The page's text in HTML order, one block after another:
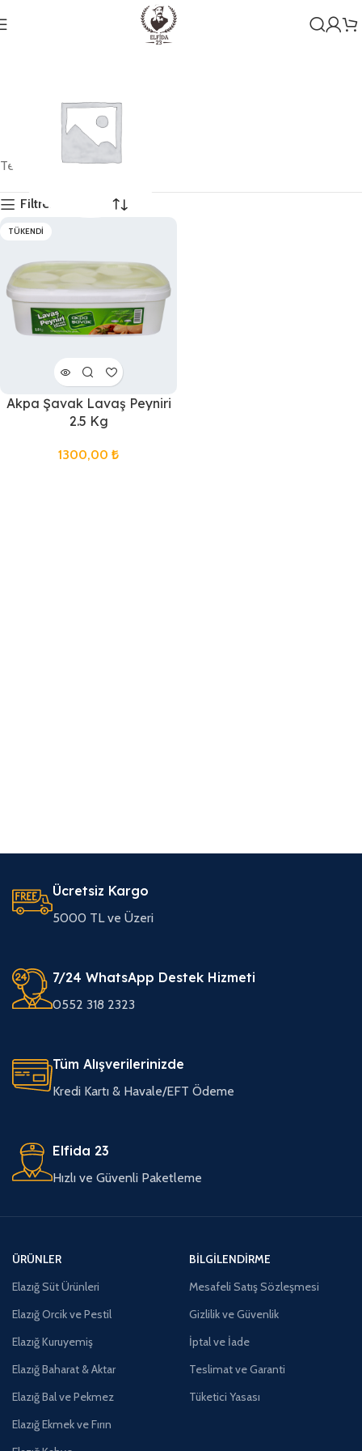
Genel
1 ürün
Tek bir sonuç gösteriliyor
Filtreleri Göster
TÜKENDI
Akpa Şavak Lavaş Peyniri
2.5 Kg
1300,00 ₺
Ücretsiz Kargo
5000 TL ve Üzeri
7/24 WhatsApp Destek Hizmeti
0552 318 2323
Tüm Alışverilerinizde
Kredi Kartı & Havale/EFT Ödeme
Elfida 23
Hızlı ve Güvenli Paketleme
ÜRÜNLER
Elazığ Süt Ürünleri
Elazığ Orcik ve Pestil
Elazığ Kuruyemiş
Elazığ Baharat & Aktar
Elazığ Bal ve Pekmez
Elazığ Ekmek ve Fırın
BILGILENDIRME
Mesafeli Satış Sözleşmesi
Gizlilik ve Güvenlik
İptal ve İade
Teslimat ve Garanti
Tüketici Yasası